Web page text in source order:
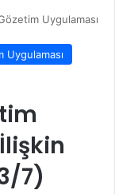
Uygulaması
7)